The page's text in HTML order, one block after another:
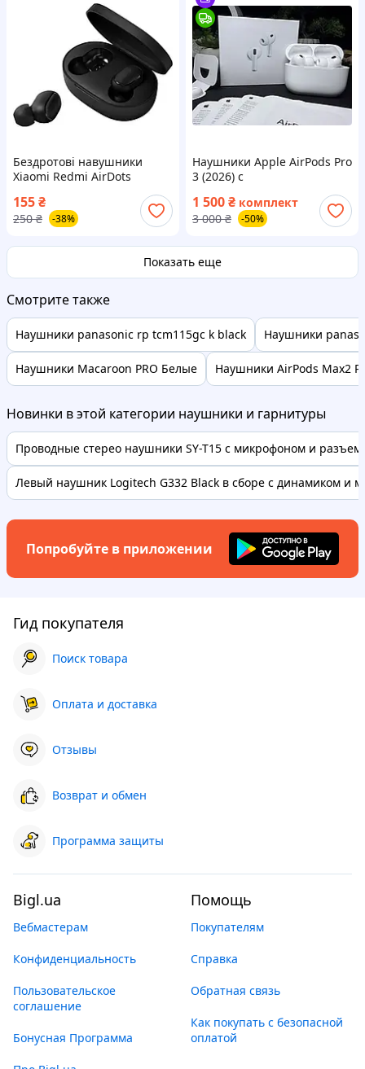
Бездротові навушники
Xiaomi Redmi AirDots
155₴
250 ₴ -38%
Наушники Apple AirPods Pro
3 (2026) с
шумоподавлением ANC и
кабелем Type-C – последнее
поколение с новым
1 500₴ комплект
3 000 ₴ -50%
Показать еще
Смотрите также
Наушники panasonic rp tcm115gc k black Наушники
Наушники Macaroon PRO Белые Наушники AirPods Max2
Новинки в этой категории наушники и гарнитуры
Проводные стерео наушники SY-T15 с микрофоном и
Левый наушник Logitech G332 Black в сборе с динамиком и
Попробуйте в приложении
Гид покупателя
Поиск товара
Оплата и доставка
Отзывы
Возврат и обмен
Программа защиты
Bigl.ua
Вебмастерам
Конфиденциальность
Пользовательское
соглашение
Бонусная Программа
Помощь
Покупателям
Справка
Обратная связь
Как покупать с безопасной
оплатой